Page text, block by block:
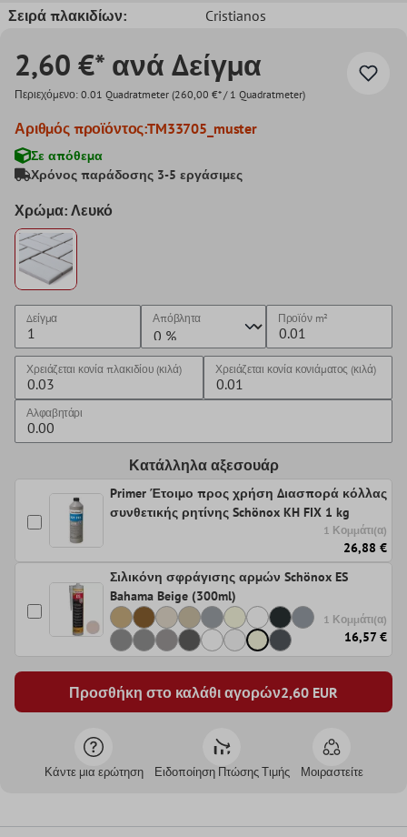
Σειρά πλακιδίων:
Cristianos
2,60 €* ανά Δείγμα
Περιεχόμενο: 0.01 Quadratmeter (260,00 €* / 1 Quadratmeter)
Αριθμός προϊόντος:TM33705_muster
Σε απόθεμα
Χρόνος παράδοσης 3-5 εργάσιμες
Χρώμα: Λευκό
Δείγμα Απόβλητα Προϊόνm²
Χρειάζεται κονία πλακιδίου (κιλά) Χρειάζεται κονία κονιάματος (κιλά)
Αλφαβητάρι
Κατάλληλα αξεσουάρ
Primer Έτοιμο προς χρήση Διασπορά κόλλας
συνθετικής ρητίνης Schönox KH FIX 1 kg
1 Κομμάτι(α)
26,88 €
Σιλικόνη σφράγισης αρμών Schönox ES
Bahama Beige (300ml)
1 Κομμάτι(α)
16,57 €
Προσθήκη στο καλάθι αγορών2,60 EUR
Κάντε μια ερώτηση Ειδοποίηση Πτώσης Τιμής Μοιραστείτε